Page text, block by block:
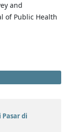
and
of Public Health
di